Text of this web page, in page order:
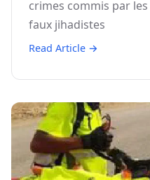
crimes commis par
faux jihadistes
Read Article →